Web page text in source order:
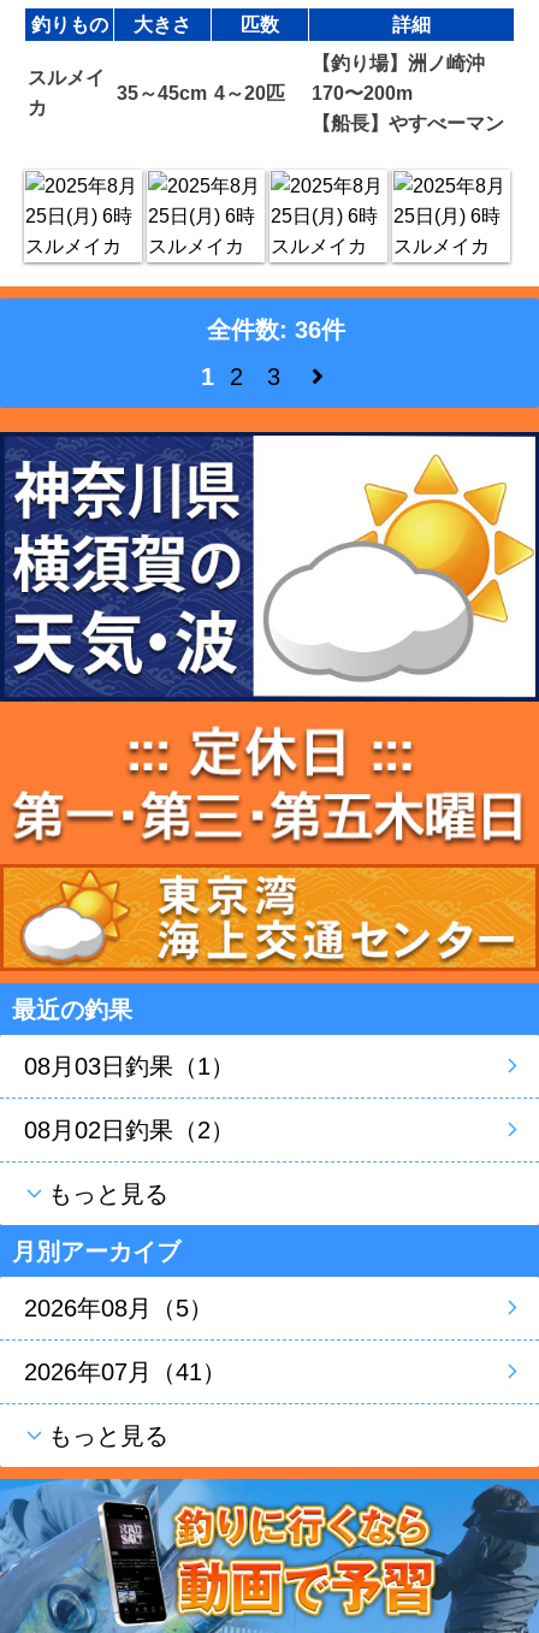
釣りもの 大きさ 匹数 詳細
スルメイ
カ
35～45cm 4～20匹
【釣り場】洲ノ崎沖
170〜200m
【船長】やすべーマン
全件数: 36件
1
2 3
最近の釣果
08月03日釣果（1）
08月02日釣果（2）
もっと見る
月別アーカイブ
2026年08月（5）
2026年07月（41）
もっと見る